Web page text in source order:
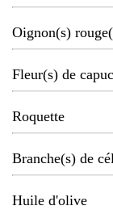
Oignon(s)
Fleur(s) de
Roquette
Branche(s) de
Huile d'olive